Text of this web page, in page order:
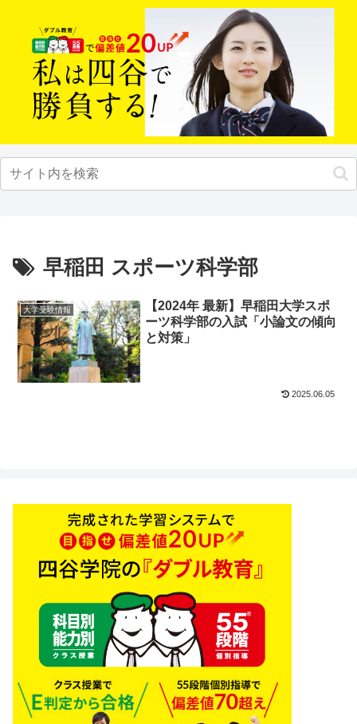
早稲田 スポーツ科学部
大学受験情報
【2024年 最新】早稲田大学スポ
ーツ科学部の入試「小論文の傾向
と対策」
2025.06.05